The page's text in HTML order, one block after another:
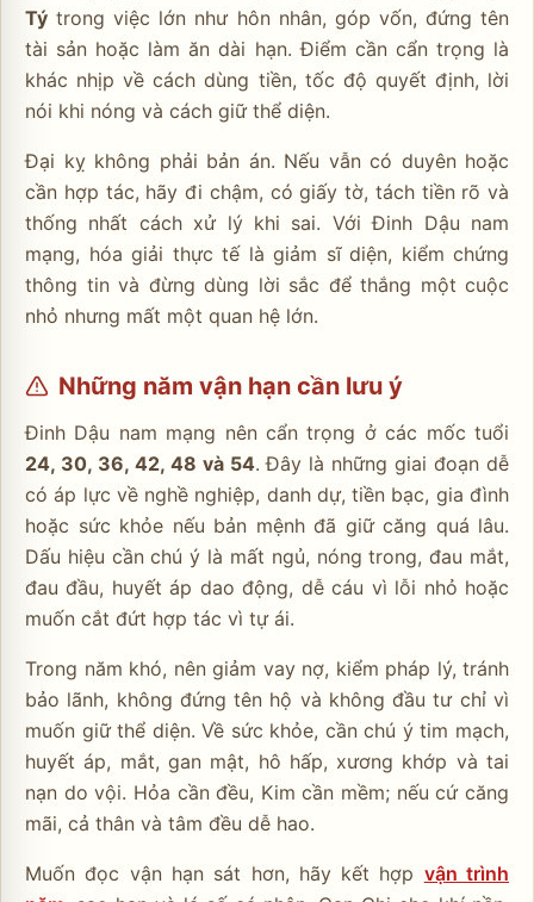
Tý trong việc lớn như hôn nhân, góp vốn, đứng tên
tài sản hoặc làm ăn dài hạn. Điểm cần cẩn trọng là
khác nhịp về cách dùng tiền, tốc độ quyết định, lời
nói khi nóng và cách giữ thể diện.
Đại kỵ không phải bản án. Nếu vẫn có duyên hoặc
cần hợp tác, hãy đi chậm, có giấy tờ, tách tiền rõ và
thống nhất cách xử lý khi sai. Với Đinh Dậu nam
mạng, hóa giải thực tế là giảm sĩ diện, kiểm chứng
thông tin và đừng dùng lời sắc để thắng một cuộc
nhỏ nhưng mất một quan hệ lớn.
Những năm vận hạn cần lưu ý
Đinh Dậu nam mạng nên cẩn trọng ở các mốc tuổi
24, 30, 36, 42, 48 và 54. Đây là những giai đoạn dễ
có áp lực về nghề nghiệp, danh dự, tiền bạc, gia đình
hoặc sức khỏe nếu bản mệnh đã giữ căng quá lâu.
Dấu hiệu cần chú ý là mất ngủ, nóng trong, đau mắt,
đau đầu, huyết áp dao động, dễ cáu vì lỗi nhỏ hoặc
muốn cắt đứt hợp tác vì tự ái.
Trong năm khó, nên giảm vay nợ, kiểm pháp lý, tránh
bảo lãnh, không đứng tên hộ và không đầu tư chỉ vì
muốn giữ thể diện. Về sức khỏe, cần chú ý tim mạch,
huyết áp, mắt, gan mật, hô hấp, xương khớp và tai
nạn do vội. Hỏa cần đều, Kim cần mềm; nếu cứ căng
mãi, cả thân và tâm đều dễ hao.
Muốn đọc vận hạn sát hơn, hãy kết hợp vận trình